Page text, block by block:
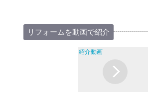
リフォームを動画で紹介
紹介動画